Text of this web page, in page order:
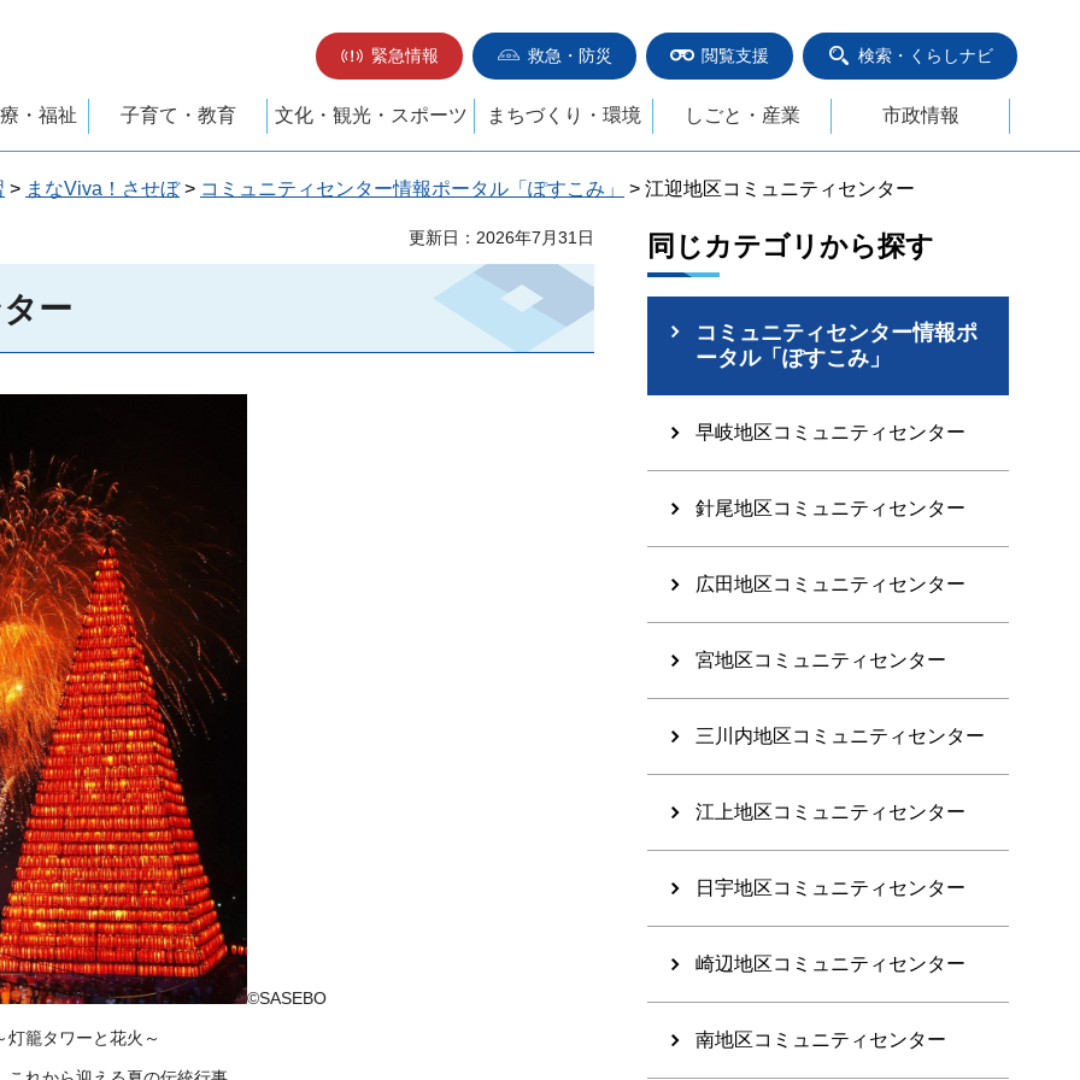
緊急情報 救急・防災 閲覧支援 検索・くらしナビ
・福祉 子育て・教育 文化・観光・スポーツ まちづくり・環境 しごと・産業 市政情報
> まなViva！させぼ> コミュニティセンター情報ポータル「ぽすこみ」 > 江迎地区コミュニティセンター
更新日：2026年7月31日
ー
©SASEBO
灯籠タワーと花火～
同じカテゴリから探す
コミュニティセンター情報ポ
ータル「ぽすこみ」
早岐地区コミュニティセンター
針尾地区コミュニティセンター
広田地区コミュニティセンター
宮地区コミュニティセンター
三川内地区コミュニティセンター
江上地区コミュニティセンター
日宇地区コミュニティセンター
崎辺地区コミュニティセンター
南地区コミュニティセンター